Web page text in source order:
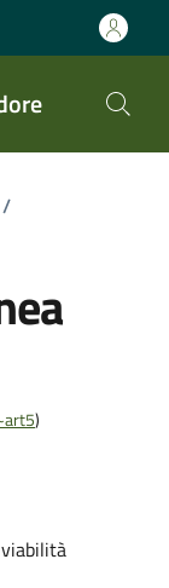
/
)